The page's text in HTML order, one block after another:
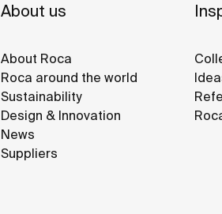
About us
About Roca
Roca around the world
Sustainability
Design & Innovation
News
Suppliers